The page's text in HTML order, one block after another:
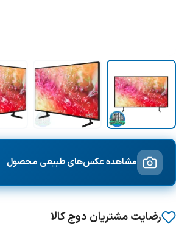
مشاهده عکس‌های طبیعی محصول
رضایت مشتریان دوج کالا